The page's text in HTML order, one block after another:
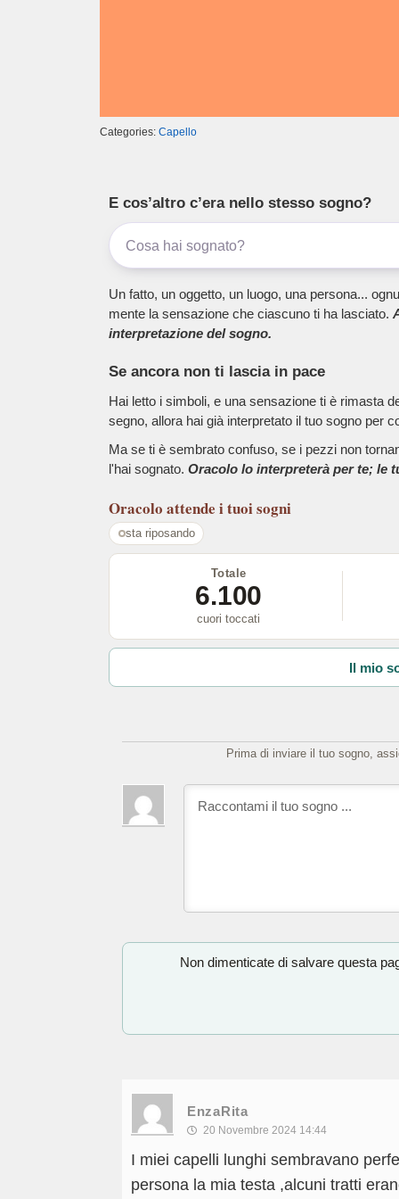
Categories: Capello
E cos’altro c’era nello stesso sogno?
Un fatto, un oggetto, un luogo, una persona...
mente la sensazione che ciascuno ti ha lasciato.
interpretazione del sogno.
Se ancora non ti lascia in pace
Hai letto i simboli, e una sensazione ti è rimasta
segno, allora hai già interpretato il tuo sogno per
Ma se ti è sembrato confuso, se i pezzi non
l'hai sognato. Oracolo lo interpreterà per te; le
Oracolo attende i tuoi sogni
sta riposando
Totale
6.100
cuori toccati
Il mio
Prima di inviare il tuo sogno,
Non dimenticate di salvare questa
EnzaRita
20 Novembre 2024 14:44
I miei capelli lunghi sembravano
persona la mia testa ,alcuni tratti